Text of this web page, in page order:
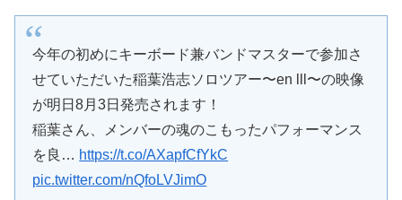
今年の初めにキーボード兼バンドマスターで参加さ
せていただいた稲葉浩志ソロツアー〜en lll〜の映像
が明日8月3日発売されます！
稲葉さん、メンバーの魂のこもったパフォーマンス
を良… https://t.co/AXapfCfYkC
pic.twitter.com/nQfoLVJimO